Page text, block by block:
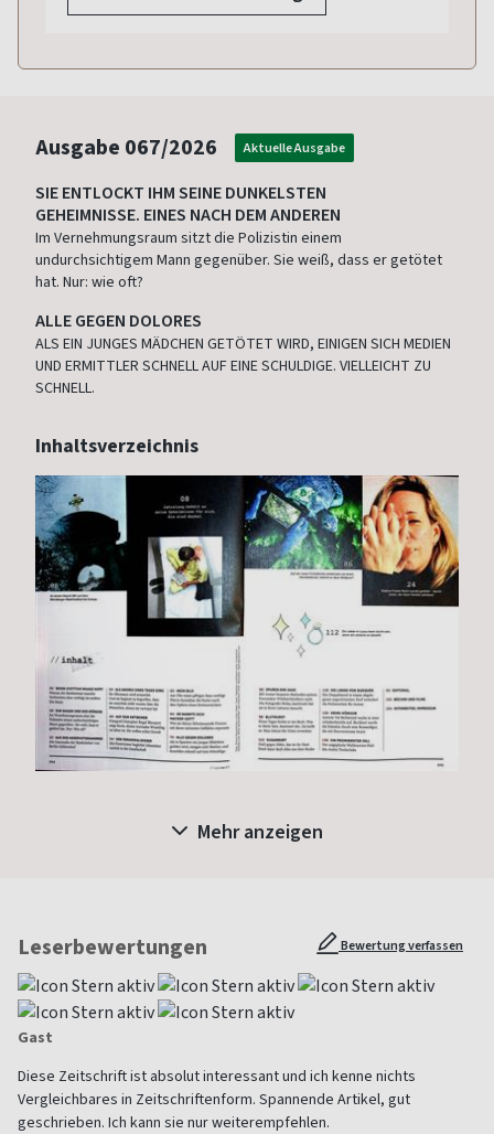
Ausgabe 067/2026 Aktuelle Ausgabe
SIE ENTLOCKT IHM SEINE DUNKELSTEN
GEHEIMNISSE. EINES NACH DEM ANDEREN
Im Vernehmungsraum sitzt die Polizistin einem
undurchsichtigem Mann gegenüber. Sie weiß, dass er getötet
hat. Nur: wie oft?
ALLE GEGEN DOLORES
ALS EIN JUNGES MÄDCHEN GETÖTET WIRD, EINIGEN SICH MEDIEN
UND ERMITTLER SCHNELL AUF EINE SCHULDIGE. VIELLEICHT ZU
SCHNELL.
Inhaltsverzeichnis
Mehr anzeigen
Leserbewertungen Bewertung verfassen
Gast
Diese Zeitschrift ist absolut interessant und ich kenne nichts
Vergleichbares in Zeitschriftenform. Spannende Artikel, gut
geschrieben. Ich kann sie nur weiterempfehlen.